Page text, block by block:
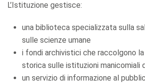
L’Istituzione gestisce:
una biblioteca specializzata sulla
sulle scienze umane
i fondi archivistici che raccolgono
storica sulle istituzioni manicomiali
un servizio di informazione al